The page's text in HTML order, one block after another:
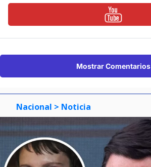
Mostrar Comentarios
Nacional > Noticia